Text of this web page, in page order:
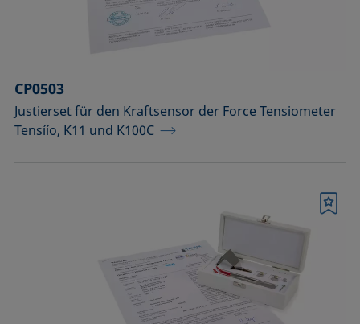
CP0503
Justierset für den Kraftsensor der Force Tensiometer
Tensíío, K11 und K100C